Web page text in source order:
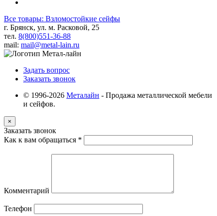
Все товары: Взломостойкие сейфы
г. Брянск, ул. м. Расковой, 25
тел. 8(800)551-36-88
mail: mail@metal-lain.ru
Задать вопрос
Заказать звонок
© 1996-2026 Металайн - Продажа металлической мебели
и сейфов.
×
Заказать звонок
Как к вам обращаться *
Комментарий
Телефон